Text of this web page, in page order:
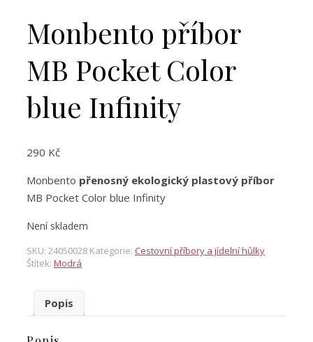
Monbento příbor
MB Pocket Color
blue Infinity
290 Kč
Monbento přenosný ekologický plastový příbor
MB Pocket Color blue Infinity
Není skladem
SKU: 24050028 Kategorie: Cestovní příbory a jídelní hůlky
Štítek: Modrá
Popis